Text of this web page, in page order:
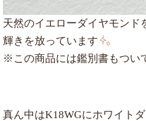
天然のイエローダイヤモンド
輝きを放っています
※この商品には鑑別書もつい
真ん中はK18WGにホワイト